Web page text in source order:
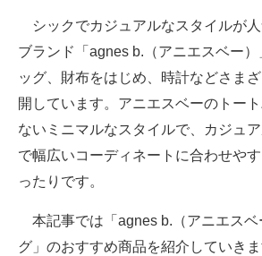
ITの今と未来を見通す
スマホと通信の最新トレンド
好きが集まる 比べて選べる
シックでカジュアルなスタイルが
ブランド「agnes b.（アニエスベー
ッグ、財布をはじめ、時計などさま
開しています。アニエスベーのトー
ないミニマルなスタイルで、カジュ
で幅広いコーディネートに合わせや
ったりです。
本記事では「agnes b.（アニエスベ
グ」のおすすめ商品を紹介していきま